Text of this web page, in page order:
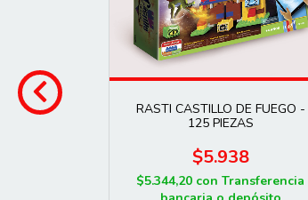
RASTI CASTILLO DE FUEGO -
125 PIEZAS
$5.938
$5.344,20 con Transferencia